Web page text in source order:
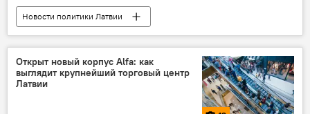
Новости политики Латвии
Новости экономики Латвии
Бюджет Латвии
правительство Латвии
Янис Борданс
финансирование
Открыт новый корпус Alfa: как
выглядит крупнейший торговый центр
Латвии